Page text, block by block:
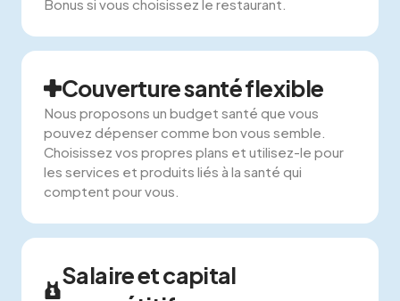
Bonus si vous choisissez le restaurant.
Couverture santé flexible
Nous proposons un budget santé que vous
pouvez dépenser comme bon vous semble.
Choisissez vos propres plans et utilisez-le pour
les services et produits liés à la santé qui
comptent pour vous.
Salaire et capital